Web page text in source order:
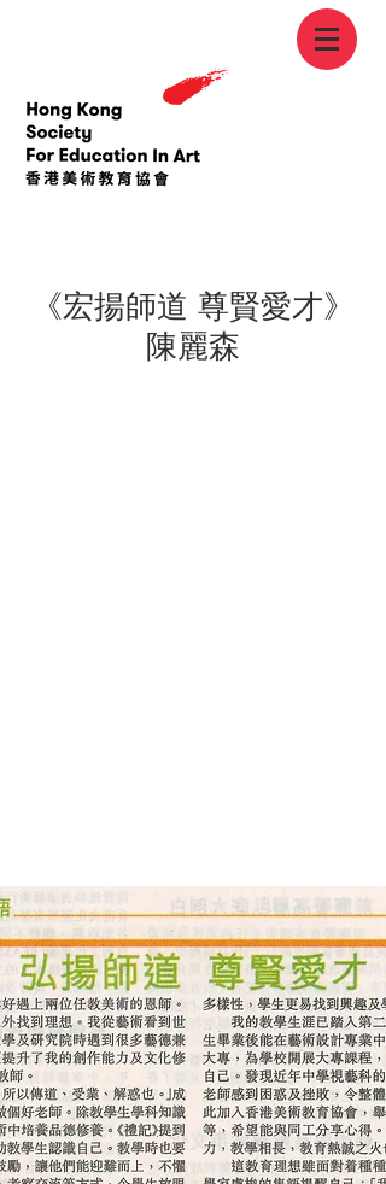
《宏揚師道 尊賢愛才》
陳麗森